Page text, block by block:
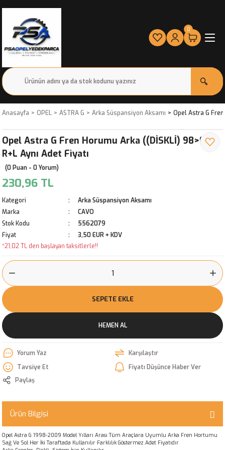
0
Anasayfa OPEL ASTRA G Arka Süspansiyon Aksamı Opel Astra G Fren
Opel Astra G Fren Horumu Arka ((DİSKLİ) 98>09
R+L Aynı Adet Fiyatı
(0 Puan - 0 Yorum)
230,96 TL
Kategori
Arka Süspansiyon Aksamı
Marka
CAVO
Stok Kodu
5562079
Fiyat
3,50 EUR + KDV
*21,02 TL den başlayan taksitlerle!!
SEPETE EKLE
HEMEN AL
Yorum Yaz
Karşılaştır
Tavsiye Et
Fiyatı Düşünce Haber Ver
Paylaş
Ürün Bilgisi
Opel Astra G 1998-2009 Model Yılları Arası Tüm Araçlara Uyumlu Arka Fren Hortumu
Sağ Ve Sol Her İki Taraftada Kullanılır Farklılık Göstermez.Adet Fiyatıdır